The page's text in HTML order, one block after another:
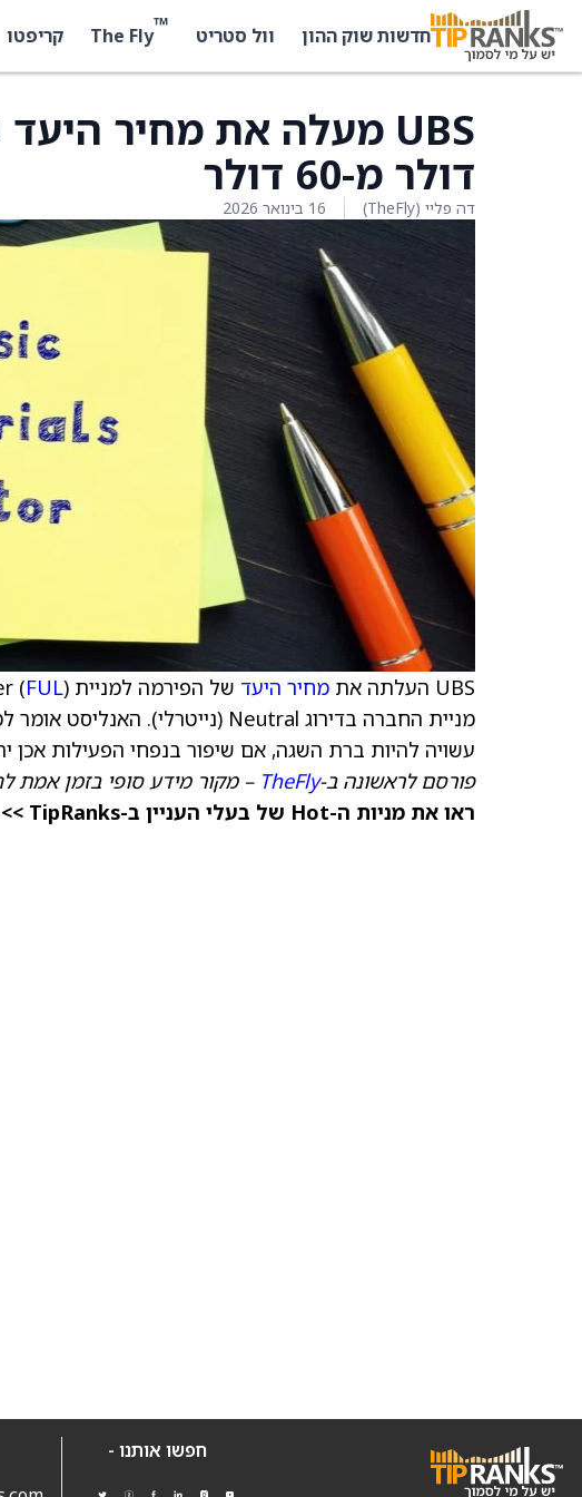
חדשות שוק ההון וול סטריט ™
The Fly קריפטו
דולר מ-60 דולר
דה פליי (TheFly) 16 בינואר 2026
UBS העלתה את מחיר היעד של הפירמה למניית H.B. Fuller ( FUL
עשויה להיות ברת השגה, אם שיפור בנפחי הפעילות אכן
פורסם לראשונה ב-TheFly – מקור מידע סופי בזמן אמת
ראו את מניות ה-Hot של בעלי העניין ב-TipRanks >>
חפשו אותנו -